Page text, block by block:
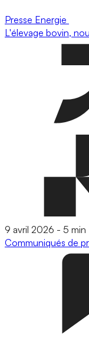
Presse Energie
L'élevage bovin,
9 avril 2026 - 5 min
Communiqués de